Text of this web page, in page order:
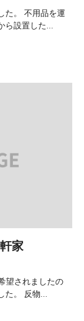
た。 不用品を運
設置した...
家
望されましたの
た。 反物...